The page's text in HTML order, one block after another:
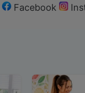
Facebook